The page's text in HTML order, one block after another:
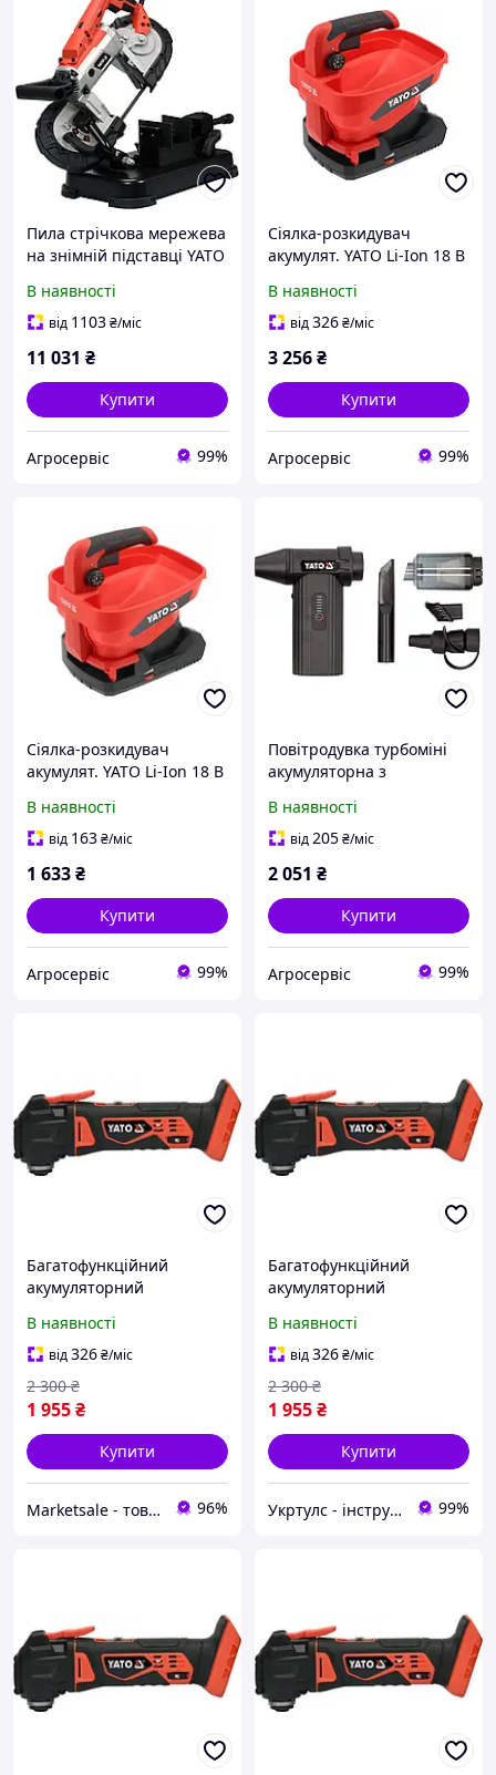
Пила стрічкова мережева
на знімній підставці YATO
мм
В наявності
від 1103₴/міс
11 031 ₴
Купити
Агросервіс 99%
Сіялка-розкидувач
акумулят. YATO Li-Ion 18 В
м 8 положень/6
швидкостейYT-86704
В наявності
від326₴/міс
3 256₴
Купити
Агросервіс 99%
Сіялка-розкидувач
акумулят. YATO Li-Ion 18 В
положень/6 швидкостей
БЕЗ АКУМУЛЯТОРА YT-
В наявності
від 163₴/міс
1 633₴
Купити
Агросервіс 99%
Повітродувка турбоміні
акумуляторна з
В 4 А·год USB заряджання
YT-82936
В наявності
від205₴/міс
2 051 ₴
Купити
Агросервіс 99%
Багатофункційний
акумуляторний
акумулятора і зарядного
пристрою YATO YT-82819
(Польща)
В наявності
від326₴/міс
1 955₴
2 300 ₴
Купити
Marketsale - товари зі знижкою 96%
Багатофункційний
акумуляторний
акумулятора і зарядного
пристрою YATO YT-82819
(Польща)
В наявності
від326₴/міс
1 955₴
2 300 ₴
Купити
Укртулс - інструменти та обладнання 99%